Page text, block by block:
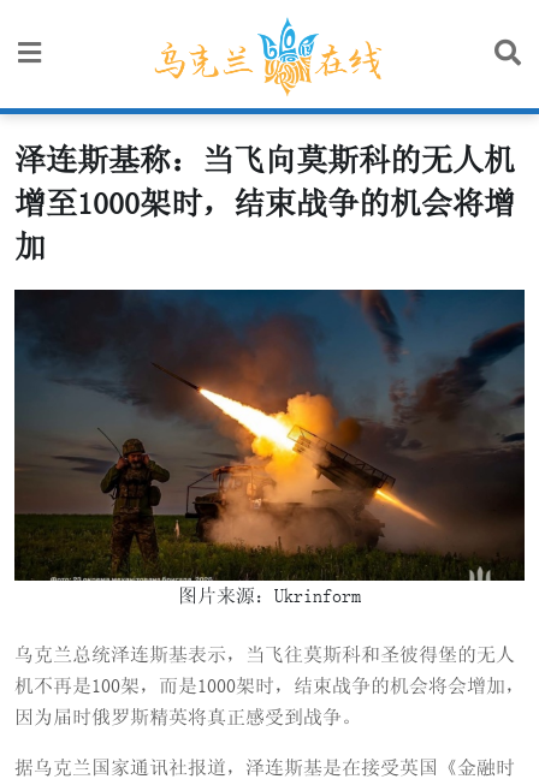
泽连斯基称：当飞向莫斯科的无人机
增至1000架时，结束战争的机会将增
加
图片来源：Ukrinform
乌克兰总统泽连斯基表示，当飞往莫斯科和圣彼得堡的无人
机不再是100架，而是1000架时，结束战争的机会将会增加，
因为届时俄罗斯精英将真正感受到战争。
据乌克兰国家通讯社报道，泽连斯基是在接受英国《金融时